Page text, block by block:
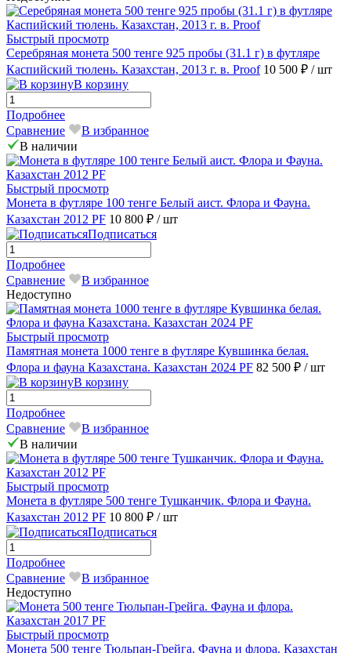
Быстрый просмотр
Серебряная монета 500 тенге 925 пробы (31.1 г) в футляре
Каспийский тюлень. Казахстан, 2013 г. в. Proof 10 500 ₽ / шт
В корзину
Подробнее
Сравнение
В избранное
В наличии
Быстрый просмотр
Монета в футляре 100 тенге Белый аист. Флора и Фауна.
Казахстан 2012 PF 10 800 ₽ / шт
Подписаться
Подробнее
Сравнение
В избранное
Недоступно
Быстрый просмотр
Памятная монета 1000 тенге в футляре Кувшинка белая.
Флора и фауна Казахстана. Казахстан 2024 PF 82 500 ₽ / шт
В корзину
Подробнее
Сравнение
В избранное
В наличии
Быстрый просмотр
Монета в футляре 500 тенге Тушканчик. Флора и Фауна.
Казахстан 2012 PF 10 800 ₽ / шт
Подписаться
Подробнее
Сравнение
В избранное
Недоступно
Быстрый просмотр
Монета 500 тенге Тюльпан-Грейга. Фауна и флора. Казахстан